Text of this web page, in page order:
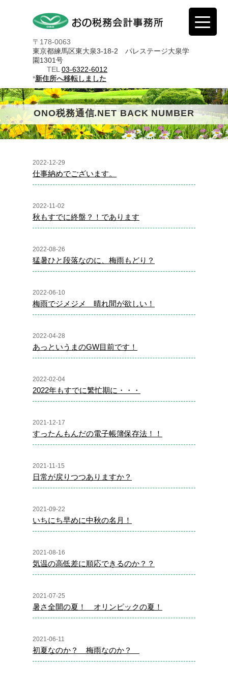
〒178-0063
東京都練馬区東大泉3-18-2 パレステージ大泉学
園1301号
TEL 03-6322-6012
*新住所へ移転しました
ONO税務通信.NET BACK NUMBER
2022-12-29
仕事納めでございます。
2022-11-02
秋もすでに終盤？！であります
2022-08-26
猛暑ひと段落なのに、梅雨もどり？
2022-06-10
梅雨でジメジメ 晴れ間が欲しい！
2022-04-28
あっというまのGW目前です！
2022-02-04
2022年もすでに繁忙期に・・・
2021-12-17
すったんもんだの電子帳簿保存法！！
2021-11-15
日常が戻りつつありますか？
2021-09-22
いちにち早めに中秋の名月！
2021-08-16
気温の高低差に順応できるのか？？
2021-07-25
暑さ全開の夏！ オリンピックの夏！
2021-06-11
初夏なのか？ 梅雨なのか？